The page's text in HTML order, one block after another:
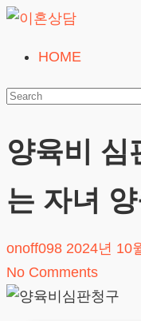
Skip
content
혼
담
24시간365일
HOME
양육비 심
는 자녀
onoff098 2024년 10
No Comments